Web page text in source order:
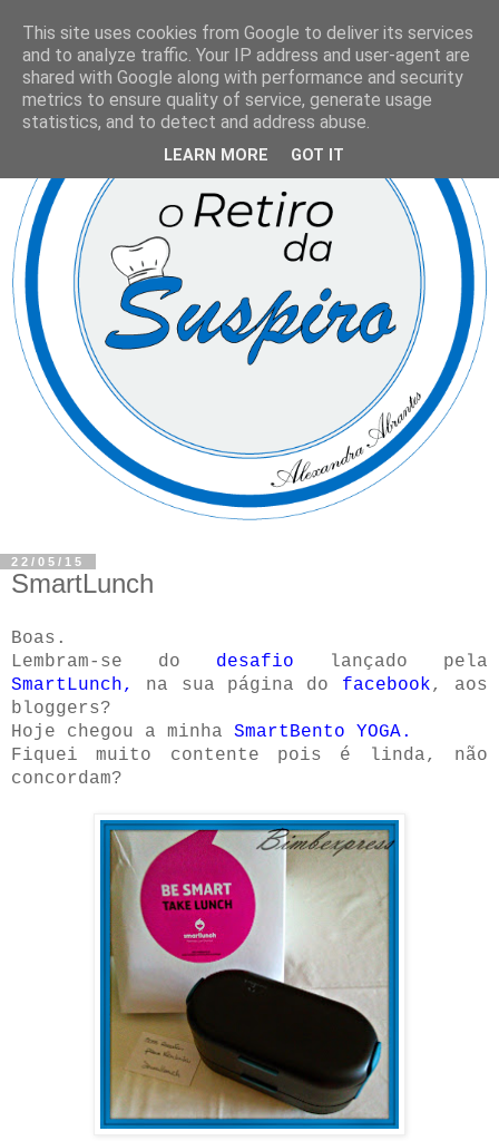
22/05/15
SmartLunch
Boas.
Lembram-se do desafio lançado pela
SmartLunch, na sua página do facebook, aos
bloggers?
Hoje chegou a minha SmartBento YOGA.
Fiquei muito contente pois é linda, não
concordam?
This site uses cookies from Google to deliver its services
and to analyze traffic. Your IP address and user-agent are
shared with Google along with performance and security
metrics to ensure quality of service, generate usage
statistics, and to detect and address abuse.
LEARN MORE GOT IT